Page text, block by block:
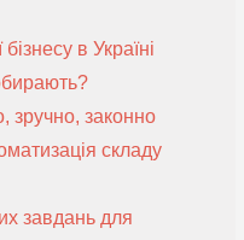
в Україні
зручно, законно
складу
завдань для